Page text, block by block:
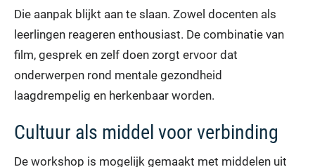
Die aanpak blijkt aan te slaan. Zowel docenten als
leerlingen reageren enthousiast. De combinatie van
film, gesprek en zelf doen zorgt ervoor dat
onderwerpen rond mentale gezondheid
laagdrempelig en herkenbaar worden.
Cultuur als middel voor verbinding
De workshop is mogelijk gemaakt met middelen uit